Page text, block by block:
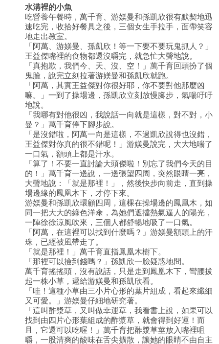
水溝裡的小魚
吃營養午餐時，萬千育、游媄曼和孫凱欣很有默契地迅
速吃完，收拾好餐具之後，三個女生手拉手，面帶笑容
地走出教室。
「阿萬、游媄曼、孫凱欣！等一下要不要玩鬼抓人？」
王益傑嘴裡的食物都還沒嚼完，就急忙大聲地說。
「真抱歉，我們今、天、沒、空！」萬千育回頭扮了個
鬼臉，說完立刻拉著游媄曼和孫凱欣就跑。
「阿萬，其實王益傑對你很好耶，你不要對他那麼凶
嘛。」一到了操場邊，孫凱欣立刻放慢腳步，氣喘吁吁
地說。
「我哪有對他很凶，我說話一向就是這樣，對不對，小
曼？」萬千育停下腳步說。
「是沒錯啦，阿萬一向是這樣，不過凱欣說得也沒錯，
王益傑對你真的很不錯呢！」游媄曼說完，大大地喘了
一口氣，額頭上都是汗水。
「算了！不要一直討論大頭傑啦！別忘了我們今天的目
的！」萬千育一邊說，一邊張望四周，突然眼睛一亮，
大聲地說：「就是那裡！」，然後快步向前走，直到操
場邊緣的鳳凰木下，才停下來。
游媄曼和孫凱欣環顧四周，這棵在操場邊的鳳凰木，如
同一把大大的綠色洋傘，為她們遮擋熱氣逼人的陽光，
一陣徐徐涼風吹來，三個人都舒暢地吸了一口氣。
「阿萬，在這裡可以找到什麼嗎？」游媄曼額頭上的汗
珠，已經被風帶走了。
「就是那裡！」萬千育直指鳳凰木樹下。
「那裡可以撿到錢嗎？」孫凱欣一臉疑惑地問。
萬千育搖搖頭，沒有說話，只是走到鳳凰木下，彎腰拔
起一株小草，遞給游媄曼和孫凱欣看。
「哇！這種小草由三小片心形的葉片組成，看起來纖細
又可愛。」游媄曼仔細地研究著。
「這叫酢漿草，又叫做幸運草，我看書上說，如果可以
找到由四片心形葉組成的酢漿草，就會得到好運！而
且，它還可以吃喔！」萬千育把酢漿草莖放入嘴裡咀
嚼，一股清爽的酸味在舌尖擴散，讓她的眼睛不由自主